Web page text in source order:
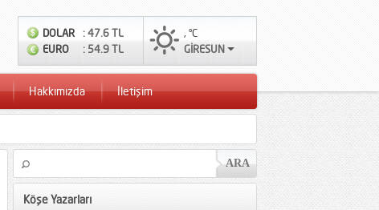
DOLAR
: 47.6 TL
EURO
: 54.9 TL
, °C
GİRESUN
Hakkımızda İletişim
Köşe Yazarları